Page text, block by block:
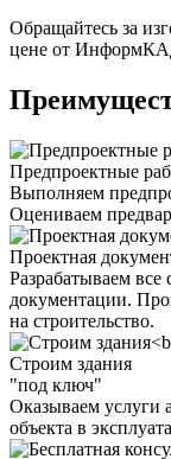
Обращайтесь за
цене от
Предпроектные
Выполняем
Оцениваем
Проектная
Разрабатываем все
документации.
на строительство.
Строим здания
"под ключ"
Оказываем услуги
объекта в